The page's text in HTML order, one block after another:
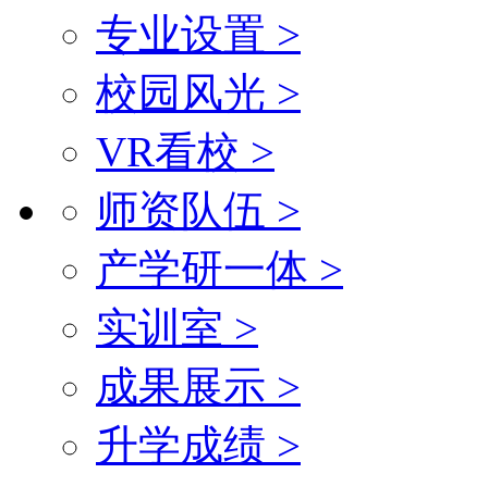
专业设置 >
校园风光 >
VR看校 >
师资队伍 >
产学研一体 >
实训室 >
成果展示 >
升学成绩 >